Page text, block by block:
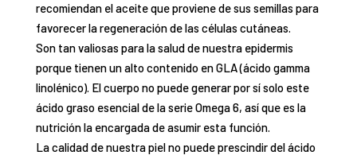
recomiendan el aceite que proviene de sus semillas para
favorecer laregeneración de las células cutáneas.
Son tan valiosas para la salud de nuestra epidermis
porque tienen unalto contenido en GLA(ácido gamma
linolénico). El cuerpo no puede generar por sí solo este
ácido graso esencial de la serie Omega 6, así que es la
nutrición la encargada de asumir esta función.
La calidad de nuestra piel no puede prescindir del ácido